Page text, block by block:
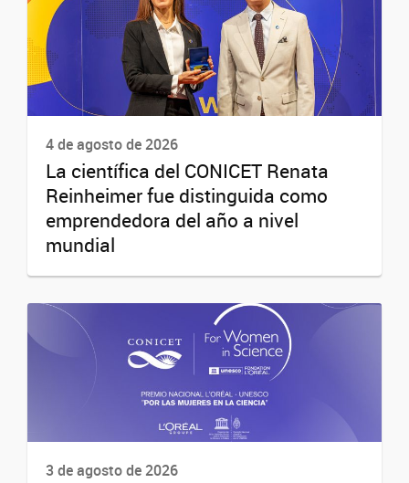
4 de agosto de 2026
La científica del CONICET Renata
Reinheimer fue distinguida como
emprendedora del año a nivel
mundial
3 de agosto de 2026